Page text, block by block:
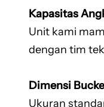
Kapasitas
Unit kami
dengan tim
Dimensi
Ukuran